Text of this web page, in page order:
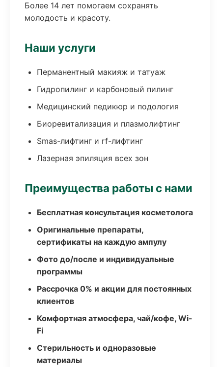
Более 14 лет помогаем сохранять
молодость и красоту.
Наши услуги
Перманентный макияж и татуаж
Гидропилинг и карбоновый пилинг
Медицинский педикюр и подология
Биоревитализация и плазмолифтинг
Smas-лифтинг и rf-лифтинг
Лазерная эпиляция всех зон
Преимущества работы с нами
Бесплатная консультация косметолога
Оригинальные препараты,
сертификаты на каждую ампулу
Фото до/после и индивидуальные
программы
Рассрочка 0% и акции для постоянных
клиентов
Комфортная атмосфера, чай/кофе, Wi-
Fi
Стерильность и одноразовые
материалы